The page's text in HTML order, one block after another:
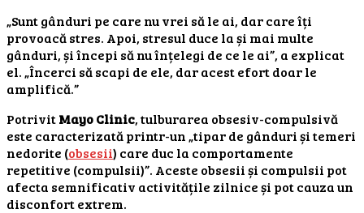
„Sunt gânduri pe care nu vrei să le ai, dar care îți
provoacă stres. Apoi, stresul duce la și mai multe
gânduri, și începi să nu înțelegi de ce le ai”, a explicat
el. „Încerci să scapi de ele, dar acest efort doar le
amplifică.”
PotrivitMayo Clinic, tulburarea obsesiv-compulsivă
este caracterizată printr-un „tipar de gânduri și temeri
nedorite (obsesii) care duc la comportamente
repetitive (compulsii)”. Aceste obsesii și compulsii pot
afecta semnificativ activitățile zilnice și pot cauza un
disconfort extrem.